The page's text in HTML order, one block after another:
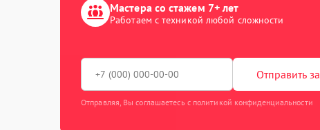
Мастера со стажем 7+ лет
Работаем с техникой любой сложности
Отправить
Отправляя, Вы соглашаетесь с политикой конфиденциальности